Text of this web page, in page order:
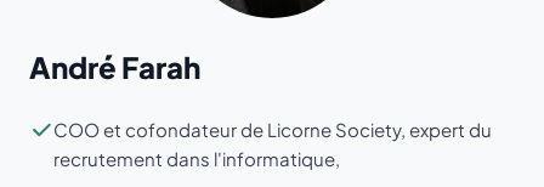
André Farah
COO et cofondateur de Licorne Society, expert du
recrutement dans l'informatique,